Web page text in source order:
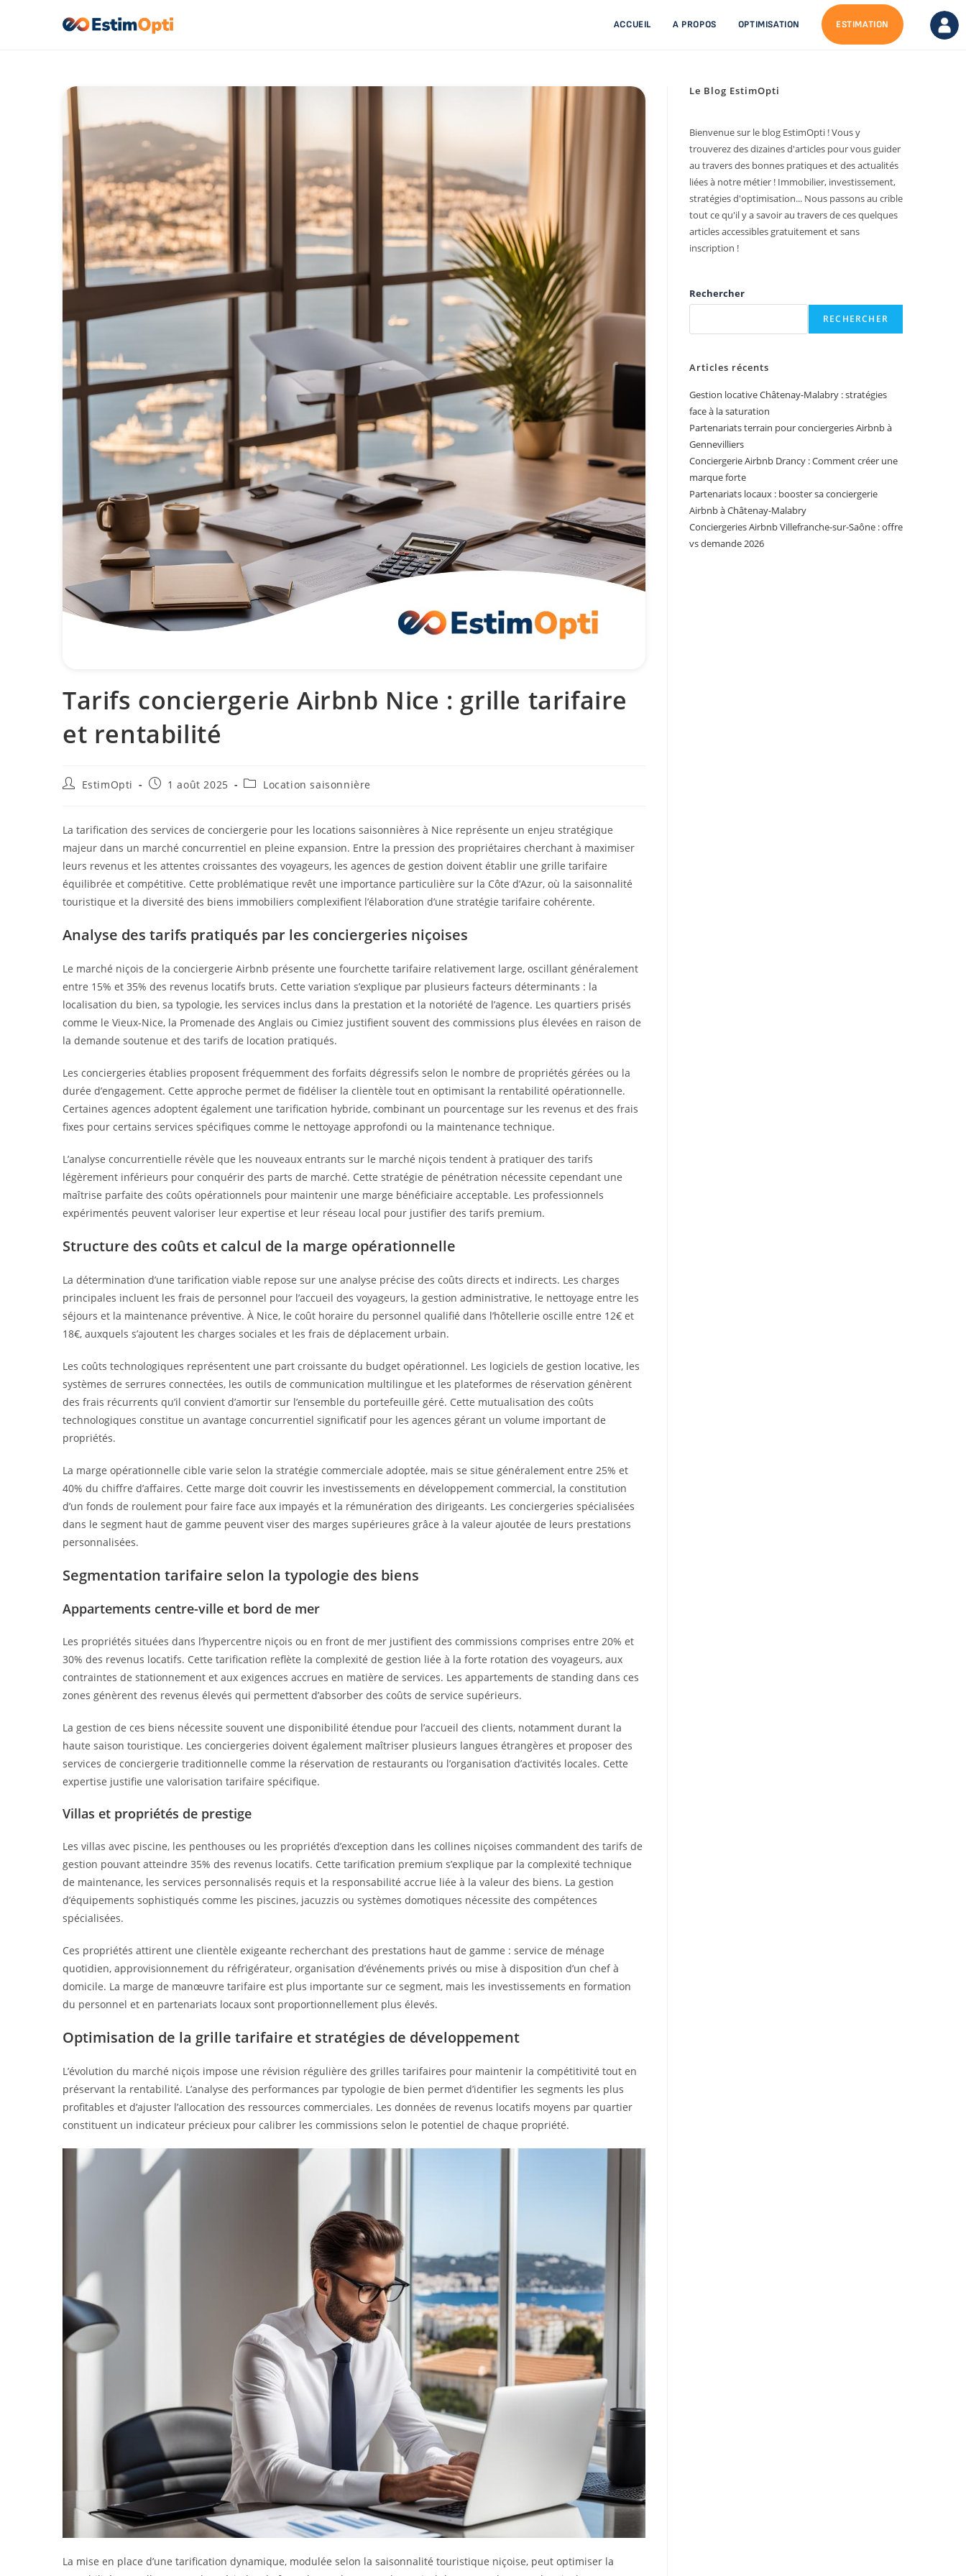
ACCUEIL A PROPOS OPTIMISATION ESTIMATION
Tarifs conciergerie Airbnb Nice : grille tarifaire
et rentabilité
EstimOpti 1 août 2025 Location saisonnière
La tarification des services de conciergerie pour les locations saisonnières à Nice représente un enjeu stratégique
majeur dans un marché concurrentiel en pleine expansion. Entre la pression des propriétaires cherchant à maximiser
leurs revenus et les attentes croissantes des voyageurs, les agences de gestion doivent établir une grille tarifaire
équilibrée et compétitive. Cette problématique revêt une importance particulière sur la Côte d’Azur, où la saisonnalité
touristique et la diversité des biens immobiliers complexifient l’élaboration d’une stratégie tarifaire cohérente.
Analyse des tarifs pratiqués par les conciergeries niçoises
Le marché niçois de la conciergerie Airbnb présente une fourchette tarifaire relativement large, oscillant généralement
entre 15% et 35% des revenus locatifs bruts. Cette variation s’explique par plusieurs facteurs déterminants : la
localisation du bien, sa typologie, les services inclus dans la prestation et la notoriété de l’agence. Les quartiers prisés
comme le Vieux-Nice, la Promenade des Anglais ou Cimiez justifient souvent des commissions plus élevées en raison de
la demande soutenue et des tarifs de location pratiqués.
Les conciergeries établies proposent fréquemment des forfaits dégressifs selon le nombre de propriétés gérées ou la
durée d’engagement. Cette approche permet de fidéliser la clientèle tout en optimisant la rentabilité opérationnelle.
Certaines agences adoptent également une tarification hybride, combinant un pourcentage sur les revenus et des frais
fixes pour certains services spécifiques comme le nettoyage approfondi ou la maintenance technique.
L’analyse concurrentielle révèle que les nouveaux entrants sur le marché niçois tendent à pratiquer des tarifs
légèrement inférieurs pour conquérir des parts de marché. Cette stratégie de pénétration nécessite cependant une
maîtrise parfaite des coûts opérationnels pour maintenir une marge bénéficiaire acceptable. Les professionnels
expérimentés peuvent valoriser leur expertise et leur réseau local pour justifier des tarifs premium.
Structure des coûts et calcul de la marge opérationnelle
La détermination d’une tarification viable repose sur une analyse précise des coûts directs et indirects. Les charges
principales incluent les frais de personnel pour l’accueil des voyageurs, la gestion administrative, le nettoyage entre les
séjours et la maintenance préventive. À Nice, le coût horaire du personnel qualifié dans l’hôtellerie oscille entre 12€ et
18€, auxquels s’ajoutent les charges sociales et les frais de déplacement urbain.
Les coûts technologiques représentent une part croissante du budget opérationnel. Les logiciels de gestion locative, les
systèmes de serrures connectées, les outils de communication multilingue et les plateformes de réservation génèrent
des frais récurrents qu’il convient d’amortir sur l’ensemble du portefeuille géré. Cette mutualisation des coûts
technologiques constitue un avantage concurrentiel significatif pour les agences gérant un volume important de
propriétés.
La marge opérationnelle cible varie selon la stratégie commerciale adoptée, mais se situe généralement entre 25% et
40% du chiffre d’affaires. Cette marge doit couvrir les investissements en développement commercial, la constitution
d’un fonds de roulement pour faire face aux impayés et la rémunération des dirigeants. Les conciergeries spécialisées
dans le segment haut de gamme peuvent viser des marges supérieures grâce à la valeur ajoutée de leurs prestations
personnalisées.
Segmentation tarifaire selon la typologie des biens
Appartements centre-ville et bord de mer
Les propriétés situées dans l’hypercentre niçois ou en front de mer justifient des commissions comprises entre 20% et
30% des revenus locatifs. Cette tarification reflète la complexité de gestion liée à la forte rotation des voyageurs, aux
contraintes de stationnement et aux exigences accrues en matière de services. Les appartements de standing dans ces
zones génèrent des revenus élevés qui permettent d’absorber des coûts de service supérieurs.
La gestion de ces biens nécessite souvent une disponibilité étendue pour l’accueil des clients, notamment durant la
haute saison touristique. Les conciergeries doivent également maîtriser plusieurs langues étrangères et proposer des
services de conciergerie traditionnelle comme la réservation de restaurants ou l’organisation d’activités locales. Cette
expertise justifie une valorisation tarifaire spécifique.
Villas et propriétés de prestige
Les villas avec piscine, les penthouses ou les propriétés d’exception dans les collines niçoises commandent des tarifs de
gestion pouvant atteindre 35% des revenus locatifs. Cette tarification premium s’explique par la complexité technique
de maintenance, les services personnalisés requis et la responsabilité accrue liée à la valeur des biens. La gestion
d’équipements sophistiqués comme les piscines, jacuzzis ou systèmes domotiques nécessite des compétences
spécialisées.
Ces propriétés attirent une clientèle exigeante recherchant des prestations haut de gamme : service de ménage
quotidien, approvisionnement du réfrigérateur, organisation d’événements privés ou mise à disposition d’un chef à
domicile. La marge de manœuvre tarifaire est plus importante sur ce segment, mais les investissements en formation
du personnel et en partenariats locaux sont proportionnellement plus élevés.
Optimisation de la grille tarifaire et stratégies de développement
L’évolution du marché niçois impose une révision régulière des grilles tarifaires pour maintenir la compétitivité tout en
préservant la rentabilité. L’analyse des performances par typologie de bien permet d’identifier les segments les plus
profitables et d’ajuster l’allocation des ressources commerciales. Les données de revenus locatifs moyens par quartier
constituent un indicateur précieux pour calibrer les commissions selon le potentiel de chaque propriété.
La mise en place d’une tarification dynamique, modulée selon la saisonnalité touristique niçoise, peut optimiser la
Le Blog EstimOpti
Bienvenue sur le blog EstimOpti ! Vous y
trouverez des dizaines d'articles pour vous guider
au travers des bonnes pratiques et des actualités
liées à notre métier ! Immobilier, investissement,
stratégies d'optimisation... Nous passons au crible
tout ce qu'il y a savoir au travers de ces quelques
articles accessibles gratuitement et sans
inscription !
Rechercher
RECHERCHER
Articles récents
Gestion locative Châtenay-Malabry : stratégies
face à la saturation
Partenariats terrain pour conciergeries Airbnb à
Gennevilliers
Conciergerie Airbnb Drancy : Comment créer une
marque forte
Partenariats locaux : booster sa conciergerie
Airbnb à Châtenay-Malabry
Conciergeries Airbnb Villefranche-sur-Saône : offre
vs demande 2026